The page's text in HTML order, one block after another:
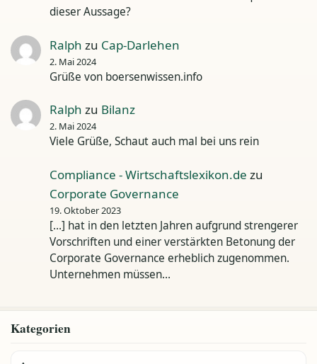
dieser Aussage?
Ralph zu Cap-Darlehen
2. Mai 2024
Grüße von boersenwissen.info
Ralph zu Bilanz
2. Mai 2024
Viele Grüße, Schaut auch mal bei uns rein
Compliance - Wirtschaftslexikon.de zu
Corporate Governance
19. Oktober 2023
[…] hat in den letzten Jahren aufgrund strengerer
Vorschriften und einer verstärkten Betonung der
Corporate Governance erheblich zugenommen.
Unternehmen müssen…
Kategorien